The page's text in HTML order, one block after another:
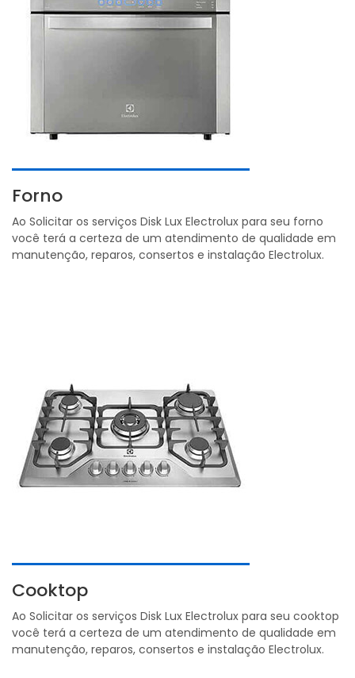
Forno
Ao Solicitar os serviços Disk Lux Electrolux para seu forno
você terá a certeza de um atendimento de qualidade em
manutenção, reparos, consertos e instalação Electrolux.
Cooktop
Ao Solicitar os serviços Disk Lux Electrolux para seu cooktop
você terá a certeza de um atendimento de qualidade em
manutenção, reparos, consertos e instalação Electrolux.